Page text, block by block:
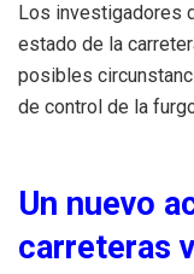
Los investigadores
estado de la
posibles
de control de la
Un nuevo
carreteras